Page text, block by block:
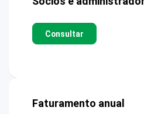
Consultar
Faturamento anual